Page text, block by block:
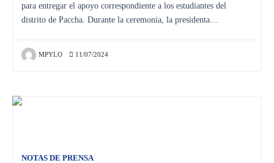
para entregar el apoyo correspondiente a los estudiantes del
distrito de Paccha. Durante la ceremonia, la presidenta…
MPYLO 11/07/2024
NOTAS DE PRENSA